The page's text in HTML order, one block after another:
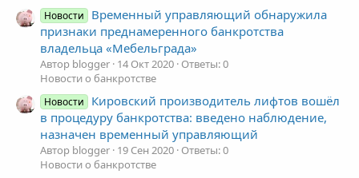
Новости
Временный управляющий обнаружила
признаки преднамеренного банкротства
владельца «Мебельграда»
Автор blogger 14 Окт 2020 Ответы: 0
Новости о банкротстве
Новости
Кировский производитель лифтов вошёл
в процедуру банкротства: введено наблюдение,
назначен временный управляющий
Автор blogger 19 Сен 2020 Ответы: 0
Новости о банкротстве